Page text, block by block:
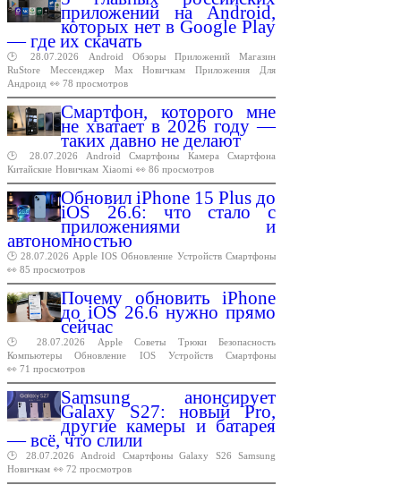
приложений на Android,
которых нет в Google Play
— где их скачать
🕑 28.07.2026 Android Обзоры Приложений
Магазин
RuStore
Мессенджер Max Новичкам Приложения
Для
Андроид 👀 78 просмотров
Смартфон, которого мне
не хватает в 2026 году —
таких давно не делают
🕑 28.07.2026 Android Смартфоны Камера
Смартфона
Китайские Новичкам Xiaomi 👀 86 просмотров
Обновил iPhone 15 Plus до
iOS 26.6: что стало с
приложениями и
автономностью
🕑 28.07.2026 Apple IOS Обновление Устройств Смартфоны
👀 85 просмотров
Почему обновить iPhone
до iOS 26.6 нужно прямо
сейчас
🕑 28.07.2026 Apple Советы Трюки
Безопасность
Компьютеры
Обновление IOS Устройств
Смартфоны
👀 71 просмотров
Samsung анонсирует
Galaxy S27: новый Pro,
другие камеры и батарея
— всё, что слили
🕑 28.07.2026 Android Смартфоны Galaxy S26
Samsung
Новичкам 👀 72 просмотров